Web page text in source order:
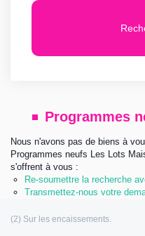
Programmes
Nous n'avons pas de biens à
Programmes neufs Les Lots
s'offrent à vous :
Re-soumettre la recherche
Transmettez-nous votre